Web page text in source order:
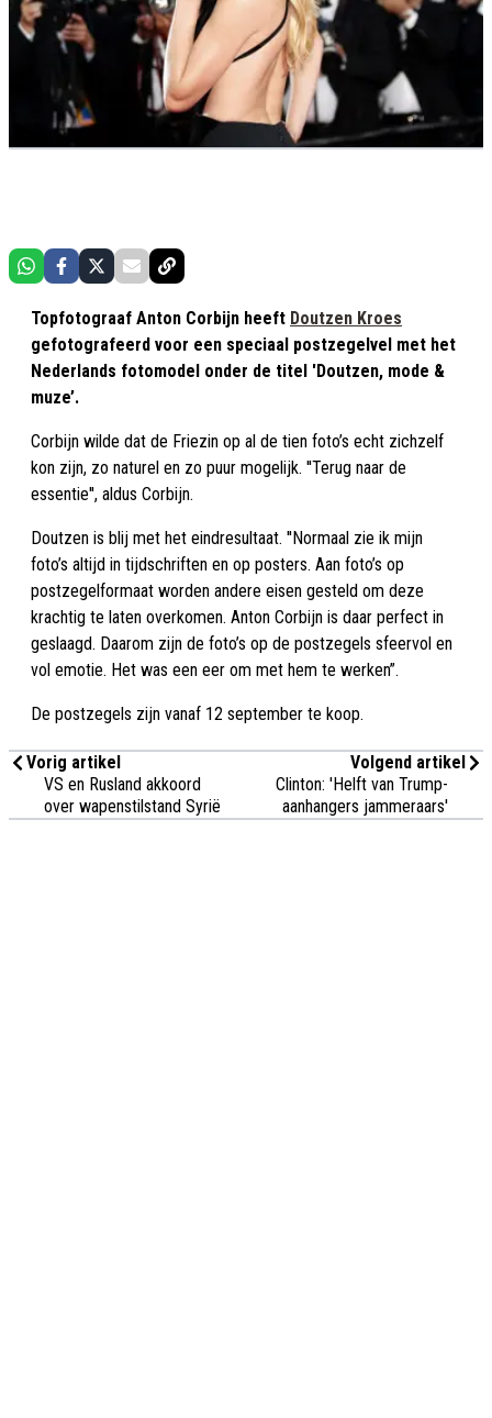
Topfotograaf Anton Corbijn heeft Doutzen Kroes
gefotografeerd voor een speciaal postzegelvel met het
Nederlands fotomodel onder de titel 'Doutzen, mode &
muze’.
Corbijn wilde dat de Friezin op al de tien foto’s echt zichzelf
kon zijn, zo naturel en zo puur mogelijk. ''Terug naar de
essentie'', aldus Corbijn.
Doutzen is blij met het eindresultaat. ''Normaal zie ik mijn
foto’s altijd in tijdschriften en op posters. Aan foto’s op
postzegelformaat worden andere eisen gesteld om deze
krachtig te laten overkomen. Anton Corbijn is daar perfect in
geslaagd. Daarom zijn de foto’s op de postzegels sfeervol en
vol emotie. Het was een eer om met hem te werken”.
De postzegels zijn vanaf 12 september te koop.
Vorig artikel
VS en Rusland akkoord
over wapenstilstand Syrië
Volgend artikel
Clinton: 'Helft van Trump-
aanhangers jammeraars'